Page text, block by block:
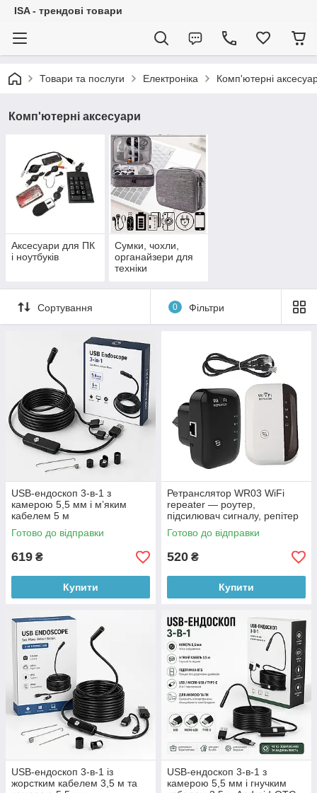
ISA - трендові товари
Товари та послуги Електроніка Комп'ютерні
Комп'ютерні аксесуари
Аксесуари для ПК
і ноутбуків
Сумки, чохли,
органайзери для
техніки
Сортування 0 Фільтри
USB-ендоскоп 3-в-1 з
камерою 5,5 мм і м’яким
кабелем 5 м
Готово до відправки
619 ₴
Купити
Ретранслятор WR03 WiFi
repeater — роутер,
підсилювач сигналу, репітер
Готово до відправки
520 ₴
Купити
USB-ендоскоп 3-в-1 із
жорстким кабелем 3,5 м та
USB-ендоскоп 3-в-1 з
камерою 5,5 мм і гнучким